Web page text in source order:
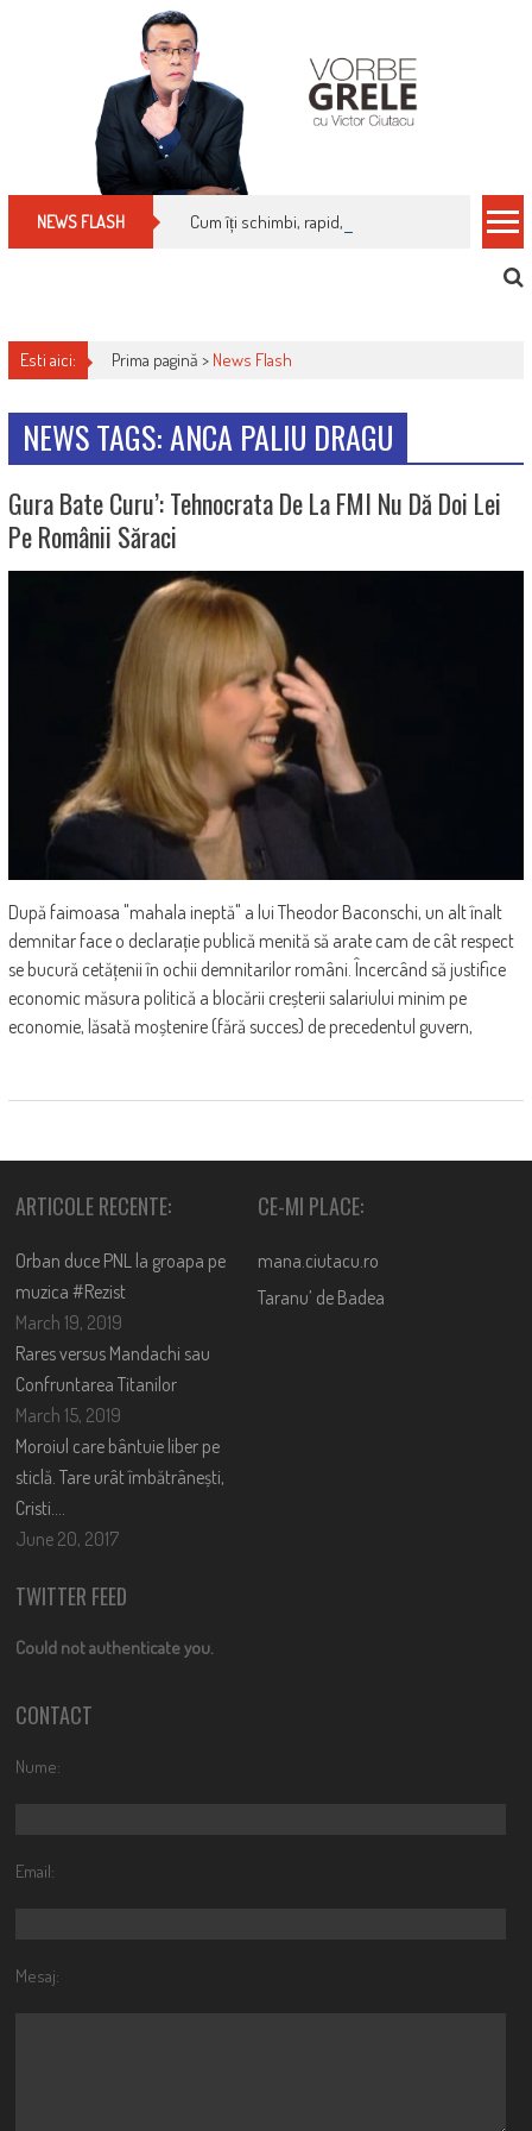
NEWS FLASH Cum îți schimbi, rapid, gratuit și eficient,
Esti aici: Prima pagină > News Flash
NEWS TAGS: ANCA PALIU DRAGU
Gura Bate Curu’: Tehnocrata De La FMI Nu Dă Doi Lei
Pe Românii Săraci
După faimoasa "mahala ineptă" a lui Theodor Baconschi, un alt înalt
demnitar face o declarație publică menită să arate cam de cât respect
se bucură cetățenii în ochii demnitarilor români. Încercând să justifice
economic măsura politică a blocării creșterii salariului minim pe
economie, lăsată moștenire (fără succes) de precedentul guvern,
ARTICOLE RECENTE:
Orban duce PNL la groapa pe
muzica #Rezist
March 19, 2019
Rares versus Mandachi sau
Confruntarea Titanilor
March 15, 2019
Moroiul care bântuie liber pe
sticlă. Tare urât îmbătrânești,
Cristi….
June 20, 2017
CE-MI PLACE:
mana.ciutacu.ro
Taranu’ de Badea
TWITTER FEED
Could not authenticate you.
CONTACT
Nume:
Email:
Mesaj: